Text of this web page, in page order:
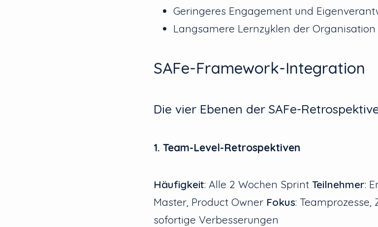
Geringeres Engagement und
Langsamere Lernzyklen der Organisation
SAFe-Framework-Integration
Die vier Ebenen der SAFe-
1. Team-Level-Retrospektiven
Häufigkeit: Alle 2 Wochen Sprint Teilnehmer:
Master, Product Owner Fokus:
sofortige Verbesserungen